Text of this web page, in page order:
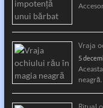
Vraja
5